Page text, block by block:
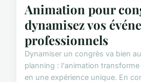
Animation pour
dynamisez vos
professionnels
Dynamiser un congrès va bien
planning : l'animation
en une expérience unique. En